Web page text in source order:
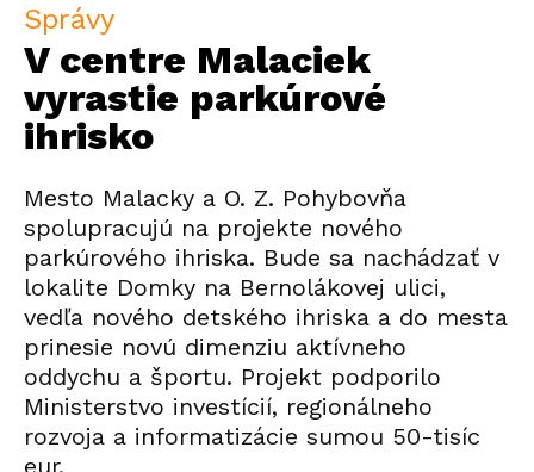
Správy
V centre Malaciek
vyrastie parkúrové
ihrisko
Mesto Malacky a O. Z. Pohybovňa
spolupracujú na projekte nového
parkúrového ihriska. Bude sa nachádzať v
lokalite Domky na Bernolákovej ulici,
vedľa nového detského ihriska a do mesta
prinesie novú dimenziu aktívneho
oddychu a športu. Projekt podporilo
Ministerstvo investícií, regionálneho
rozvoja a informatizácie sumou 50-tisíc
eur.